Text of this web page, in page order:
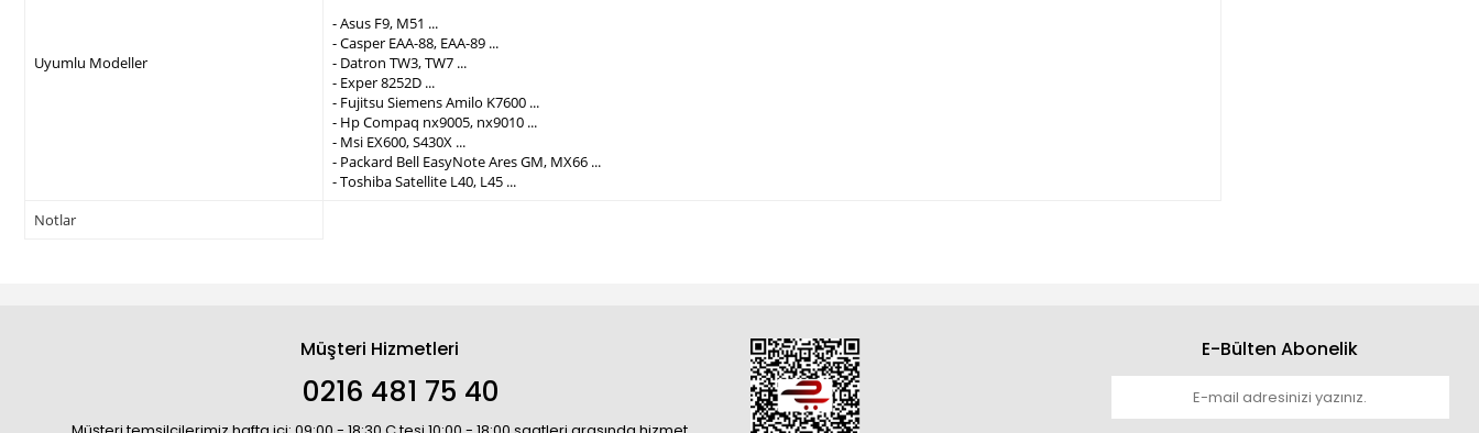
Uyumlu Modeller
- Asus F9, M51 ...
- Casper EAA-88, EAA-89 ...
- Datron TW3, TW7 ...
- Exper 8252D ...
- Fujitsu Siemens Amilo K7600 ...
- Hp Compaq nx9005, nx9010 ...
- Msi EX600, S430X ...
- Packard Bell EasyNote Ares GM, MX66 ...
- Toshiba Satellite L40, L45 ...
Notlar
Müşteri Hizmetleri
0216 481 75 40
E-Bülten Abonelik